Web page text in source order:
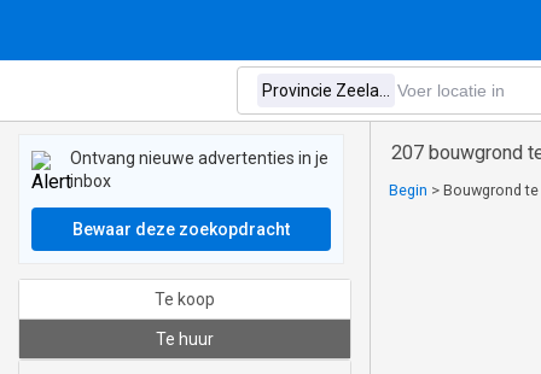
207 bouwgrond
Begin > Bouwgrond te
Ontvang nieuwe advertenties in je
inbox
Bewaar deze zoekopdracht
Te koop
Te huur